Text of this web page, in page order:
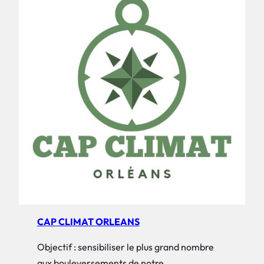
CAP CLIMAT ORLEANS
Objectif : sensibiliser le plus grand nombre